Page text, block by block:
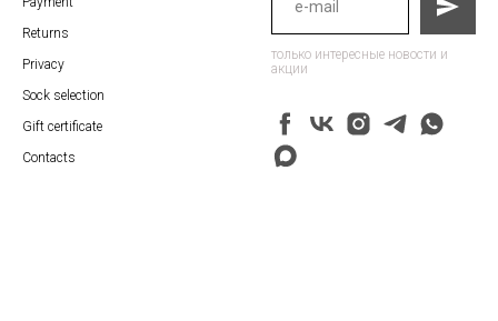
Returns
Privacy
Sock selection
Gift certificate
Contacts
только интересные новости и
акции